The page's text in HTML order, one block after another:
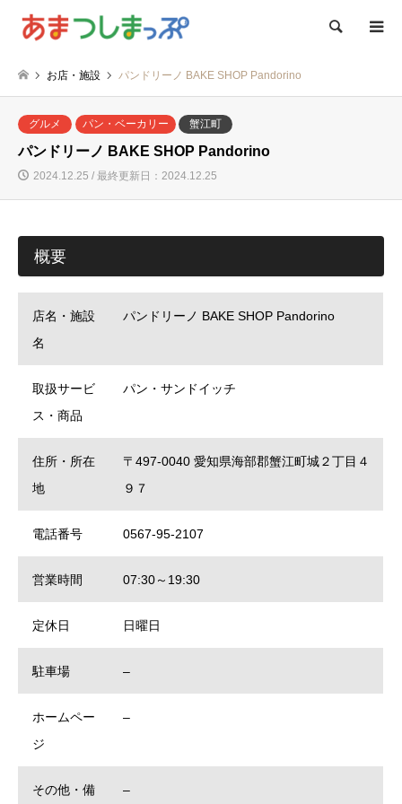
検索
お店・施設 パンドリーノ BAKE SHOP Pandorino
グルメ パン・ベーカリー 蟹江町
パンドリーノ BAKE SHOP Pandorino
2024.12.25 / 最終更新日：2024.12.25
概要
店名・施設
名
パンドリーノ BAKE SHOP Pandorino
取扱サービ
ス・商品
パン・サンドイッチ
住所・所在
地
〒497-0040 愛知県海部郡蟹江町城２丁目４
９７
電話番号 0567-95-2107
営業時間 07:30～19:30
定休日 日曜日
駐車場 –
ホームペー
ジ
–
その他・備 –